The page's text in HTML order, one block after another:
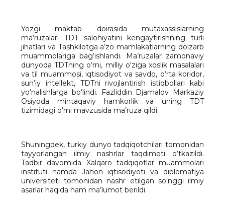
Yozgi maktab doirasida mutaxassislarning
ma’ruzalari TDT salohiyatini kengaytirishning turli
jihatlari va Tashkilotga a’zo mamlakatlarning dolzarb
muammolariga bag‘ishlandi. Ma’ruzalar zamonaviy
dunyoda TDTning o‘rni, milliy o‘ziga xoslik masalalari
va til muammosi, iqtisodiyot va savdo, o‘rta koridor,
sun’iy intellekt, TDTni rivojlantirish istiqbollari kabi
yo‘nalishlarga bo‘lindi. Fazliddin Djamalov Markaziy
Osiyoda mintaqaviy hamkorlik va uning TDT
tizimidagi o‘rni mavzusida ma’ruza qildi.
Shuningdek, turkiy dunyo tadqiqotchilari tomonidan
tayyorlangan ilmiy nashrlar taqdimoti o‘tkazildi.
Tadbir davomida Xalqaro tadqiqotlar muammolari
instituti hamda Jahon iqtisodiyoti va diplomatiya
universiteti tomonidan nashr etilgan so‘nggi ilmiy
asarlar haqida ham ma’lumot berildi.